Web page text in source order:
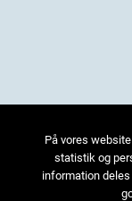
På vores
statistik og
information